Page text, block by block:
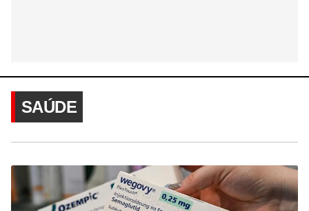
SAÚDE